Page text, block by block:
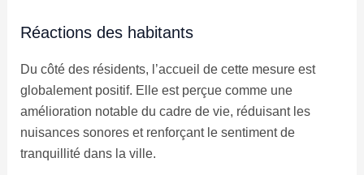
Réactions des habitants
Du côté des résidents, l’accueil de cette mesure est
globalement positif. Elle est perçue comme une
amélioration notable du cadre de vie, réduisant les
nuisances sonores et renforçant le sentiment de
tranquillité dans la ville.